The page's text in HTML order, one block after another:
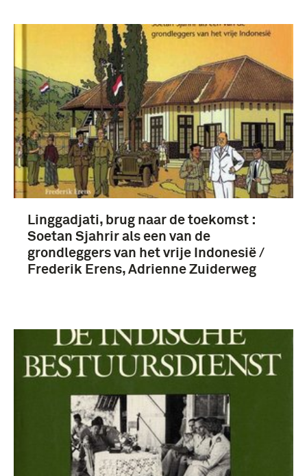
Meer
Nederlands-Indië (7)
Linggadjati, brug naar de toekomst :
Soetan Sjahrir als een van de
grondleggers van het vrije Indonesië /
Frederik Erens, Adrienne Zuiderweg